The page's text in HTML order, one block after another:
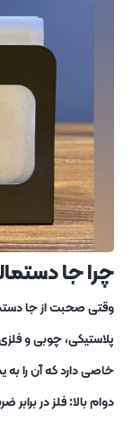
چرا جا
وقتی صحبت از جا
پلاستیکی، چوبی و
خاصی دارد که آن را
دوام بالا: فلز در